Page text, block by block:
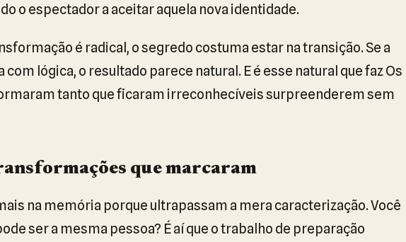
o espectador a aceitar aquela nova identidade.
é radical, o segredo costuma estar na transição. Se a
lógica, o resultado parece natural. E é esse natural que faz Os
tanto que ficaram irreconhecíveis surpreenderem sem
que marcaram
na memória porque ultrapassam a mera caracterização. Você
ser a mesma pessoa? É aí que o trabalho de preparação